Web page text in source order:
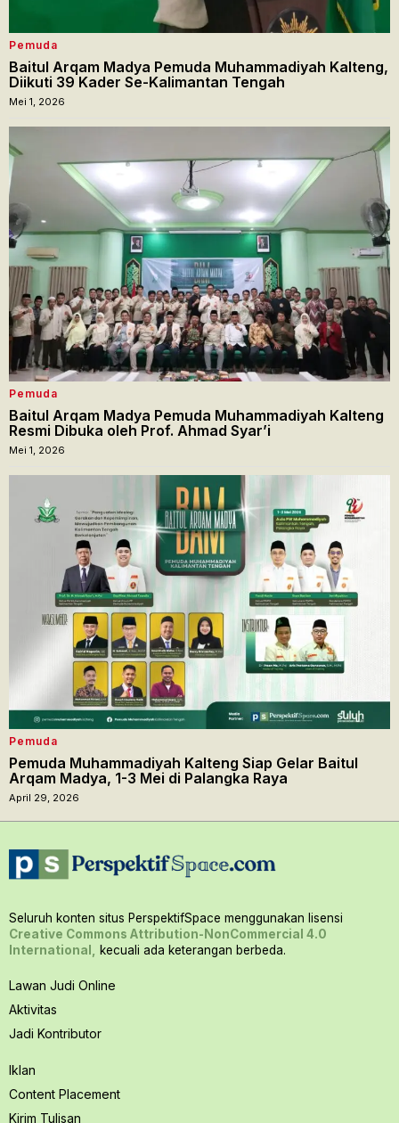
Pemuda
Baitul Arqam Madya Pemuda Muhammadiyah Kalteng,
Diikuti 39 Kader Se-Kalimantan Tengah
Mei 1, 2026
Pemuda
Baitul Arqam Madya Pemuda Muhammadiyah Kalteng
Resmi Dibuka oleh Prof. Ahmad Syar’i
Mei 1, 2026
Pemuda
Pemuda Muhammadiyah Kalteng Siap Gelar Baitul
Arqam Madya, 1-3 Mei di Palangka Raya
April 29, 2026
Seluruh konten situs PerspektifSpace menggunakan lisensi
Creative Commons Attribution-NonCommercial 4.0
International,
kecuali ada keterangan berbeda.
Lawan Judi Online
Aktivitas
Jadi Kontributor
Iklan
Content Placement
Kirim Tulisan